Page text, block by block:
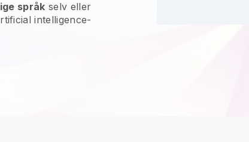
språk selv eller
intelligence-